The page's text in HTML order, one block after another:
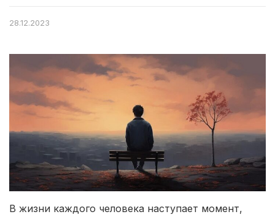
28.12.2023
В жизни каждого человека наступает момент,